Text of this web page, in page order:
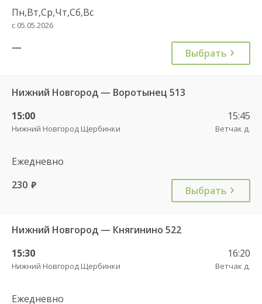
Пн,Вт,Ср,Чт,Сб,Вс
с 05.05.2026
— Выбрать
Нижний Новгород — Воротынец 513
15:00
Нижний Новгород Щербинки
15:45
Ветчак д.
Ежедневно
230 руб. Выбрать
Нижний Новгород — Княгинино 522
15:30
Нижний Новгород Щербинки
16:20
Ветчак д.
Ежедневно